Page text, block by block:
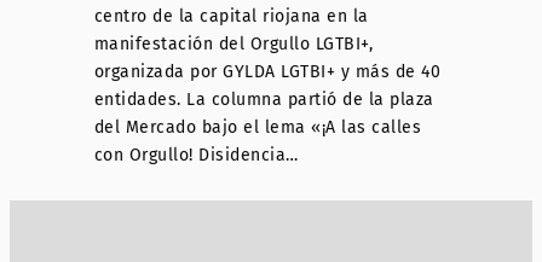
centro de la capital riojana en la
manifestación del Orgullo LGTBI+,
organizada por GYLDA LGTBI+ y más de 40
entidades. La columna partió de la plaza
del Mercado bajo el lema «¡A las calles
con Orgullo! Disidencia…